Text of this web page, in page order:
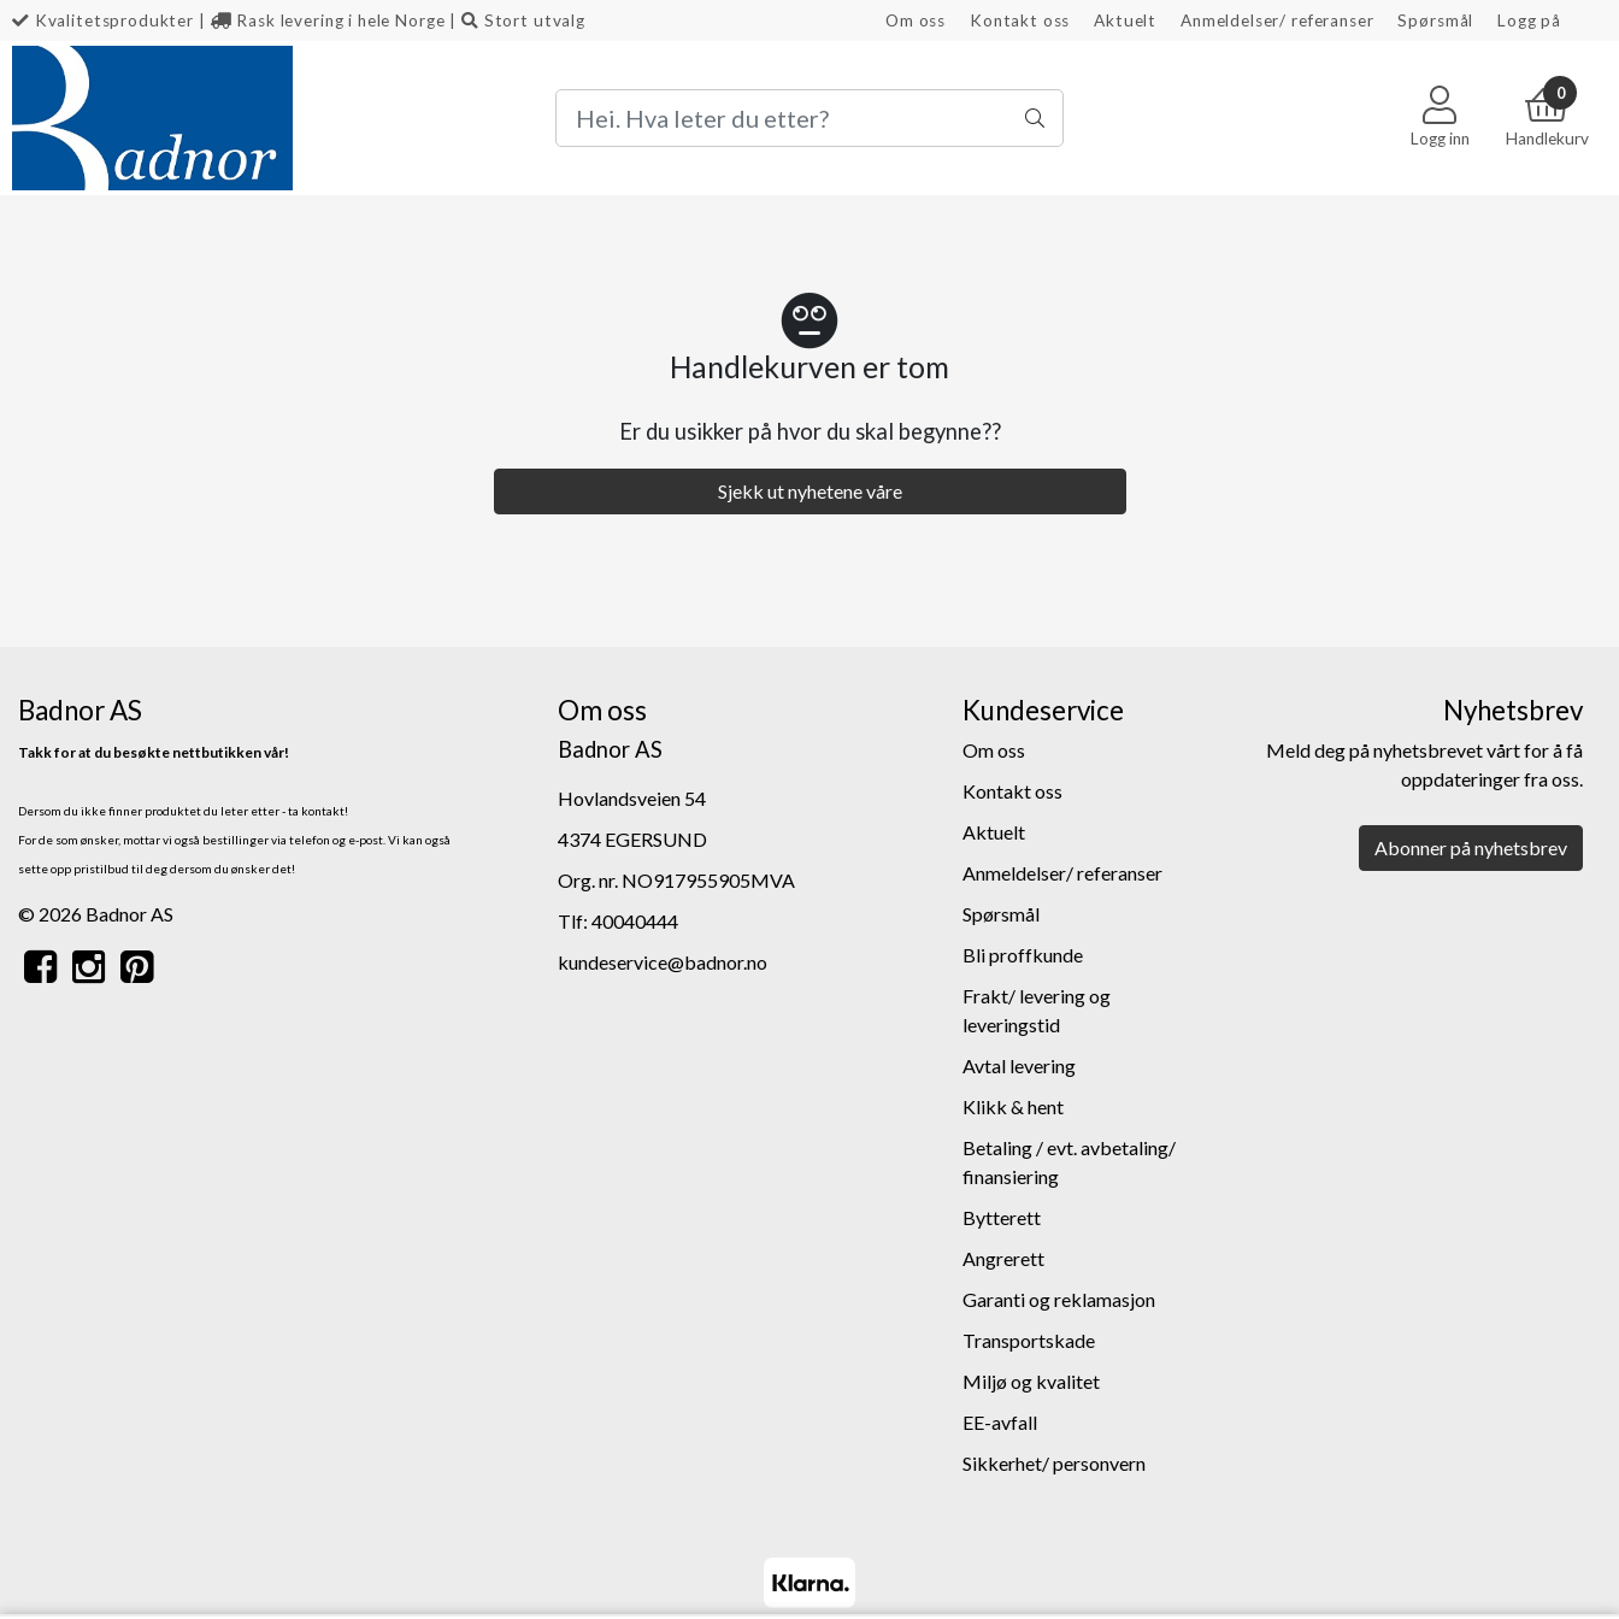
Kvalitetsprodukter Rask levering i hele Norge Stort utvalg Om oss Kontakt oss Aktuelt Anmeldelser/ referanser Spørsmål
Logg på
Logg inn
0
Handlekurv
Handlekurven er tom
Er du usikker på hvor du skal begynne??
Sjekk ut nyhetene våre
Badnor AS
Takk for at du besøkte nettbutikken vår!
Dersom du ikke finner produktet du leter etter - ta kontakt!
For de som ønsker, mottar vi også bestillinger via telefon og e-post. Vi kan også
sette opp pristilbud til deg dersom du ønsker det!
© 2026 Badnor AS
Om oss
Badnor AS
Hovlandsveien 54
4374 EGERSUND
Org. nr. NO917955905MVA
Tlf: 40040444
kundeservice@badnor.no
Kundeservice
Om oss
Kontakt oss
Aktuelt
Anmeldelser/ referanser
Spørsmål
Bli proffkunde
Frakt/ levering og
leveringstid
Avtal levering
Klikk & hent
Betaling / evt. avbetaling/
finansiering
Bytterett
Angrerett
Garanti og reklamasjon
Transportskade
Miljø og kvalitet
EE-avfall
Sikkerhet/ personvern
Nyhetsbrev
Meld deg på nyhetsbrevet vårt for å få
oppdateringer fra oss.
Abonner på nyhetsbrev